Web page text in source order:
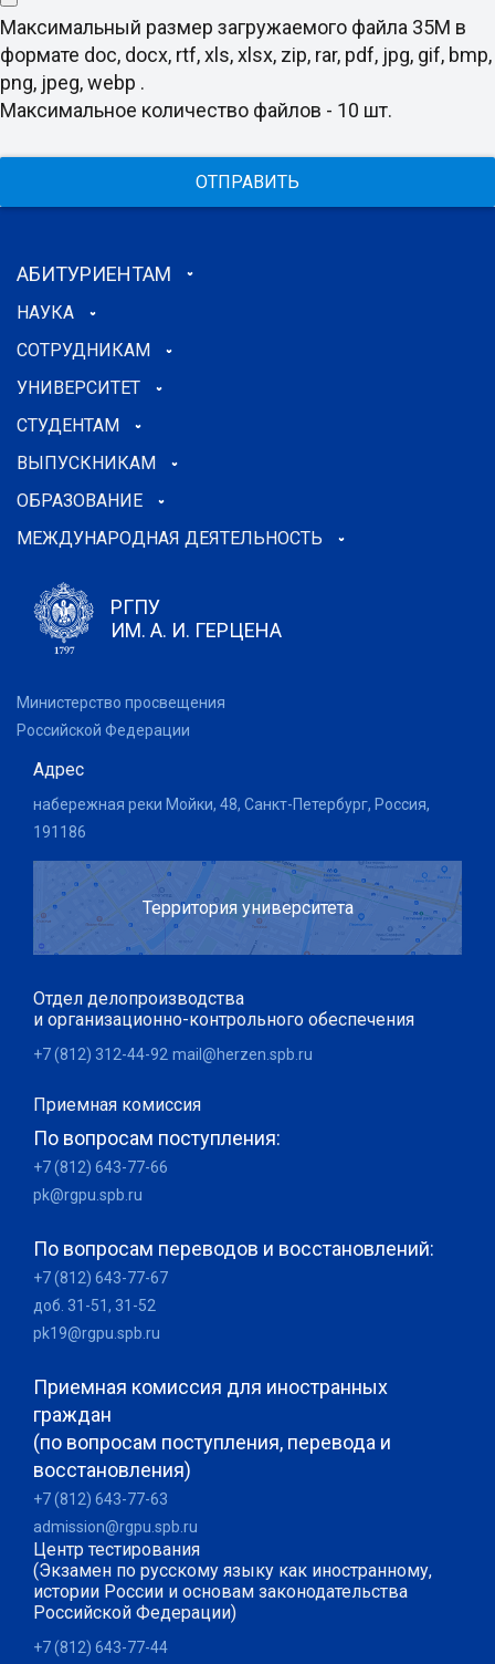
Максимальный размер загружаемого файла 35M в
формате doc, docx, rtf, xls, xlsx, zip, rar, pdf, jpg, gif, bmp,
png, jpeg, webp .
Максимальное количество файлов - 10 шт.
ОТПРАВИТЬ
АБИТУРИЕНТАМ
НАУКА
СОТРУДНИКАМ
УНИВЕРСИТЕТ
СТУДЕНТАМ
ВЫПУСКНИКАМ
ОБРАЗОВАНИЕ
МЕЖДУНАРОДНАЯ ДЕЯТЕЛЬНОСТЬ
РГПУ
ИМ. А. И. ГЕРЦЕНА
Министерство просвещения
Российской Федерации
Адрес
набережная реки Мойки, 48, Санкт-Петербург, Россия,
191186
Территория университета
Отдел делопроизводства
и организационно-контрольного обеспечения
+7 (812) 312-44-92 mail@herzen.spb.ru
Приемная комиссия
По вопросам поступления:
+7 (812) 643-77-66
pk@rgpu.spb.ru
По вопросам переводов и восстановлений:
+7 (812) 643-77-67
доб. 31-51, 31-52
pk19@rgpu.spb.ru
Приемная комиссия для иностранных
граждан
(по вопросам поступления, перевода и
восстановления)
+7 (812) 643-77-63
admission@rgpu.spb.ru
Центр тестирования
(Экзамен по русскому языку как иностранному,
истории России и основам законодательства
Российской Федерации)
+7 (812) 643-77-44